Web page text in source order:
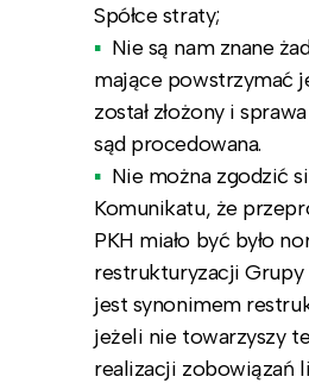
Spółce straty;
Nie są nam znane
mające powstrzymać
został złożony i
sąd procedowana.
Nie można zgodzić
Komunikatu, że
PKH miało być było
restrukturyzacji Grupy
jest synonimem
jeżeli nie towarzyszy
realizacji zobowiązań